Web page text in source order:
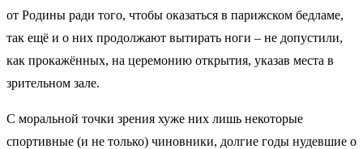
от Родины ради того, чтобы оказаться в парижском бедламе,
так ещё и о них продолжают вытирать ноги – не допустили,
как прокажённых, на церемонию открытия, указав места в
зрительном зале.
С моральной точки зрения хуже них лишь некоторые
спортивные (и не только) чиновники, долгие годы нудевшие о